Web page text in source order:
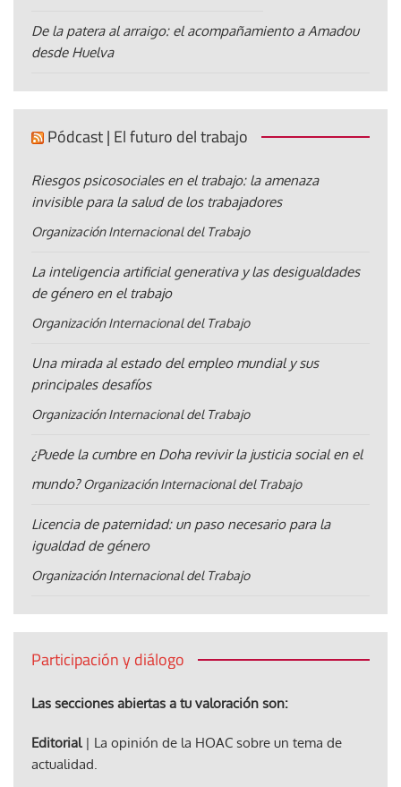
De la patera al arraigo: el acompañamiento a Amadou
desde Huelva
Pódcast | El futuro del trabajo
Riesgos psicosociales en el trabajo: la amenaza
invisible para la salud de los trabajadores
Organización Internacional del Trabajo
La inteligencia artificial generativa y las desigualdades
de género en el trabajo
Organización Internacional del Trabajo
Una mirada al estado del empleo mundial y sus
principales desafíos
Organización Internacional del Trabajo
¿Puede la cumbre en Doha revivir la justicia social en el
mundo? Organización Internacional del Trabajo
Licencia de paternidad: un paso necesario para la
igualdad de género
Organización Internacional del Trabajo
Participación y diálogo
Las secciones abiertas a tu valoración son:
Editorial| La opinión de la HOAC sobre un tema de
actualidad.